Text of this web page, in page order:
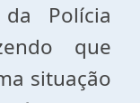
Polícia
que
situação